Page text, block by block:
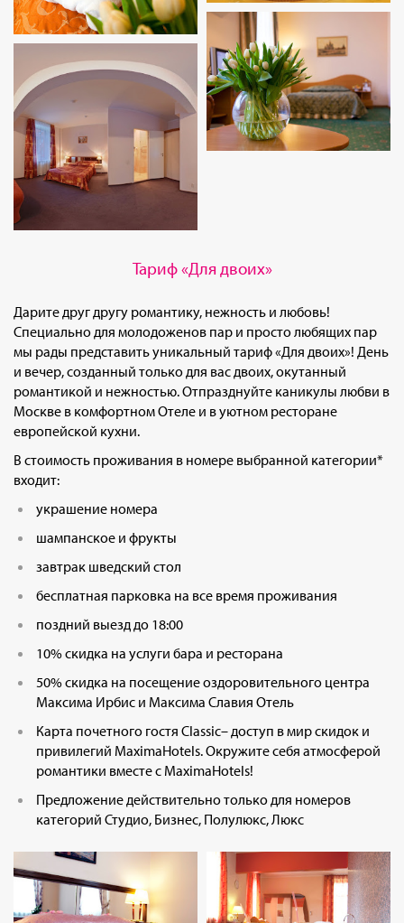
Тариф «Для двоих»
Дарите друг другу романтику, нежность и любовь!
Специально для молодоженов пар и просто любящих пар
мы рады представить уникальный тариф «Для двоих»! День
и вечер, созданный только для вас двоих, окутанный
романтикой и нежностью. Отпразднуйте каникулы любви в
Москве в комфортном Отеле и в уютном ресторане
европейской кухни.
В стоимость проживания в номере выбранной категории*
входит:
украшение номера
шампанское и фрукты
завтрак шведский стол
бесплатная парковка на все время проживания
поздний выезд до 18:00
10% скидка на услуги бара и ресторана
50% скидка на посещение оздоровительного центра
Максима Ирбис и Максима Славия Отель
Карта почетного гостя Classic– доступ в мир скидок и
привилегий MaximaHotels. Окружите себя атмосферой
романтики вместе с MaximaHotels!
Предложение действительно только для номеров
категорий Студио, Бизнес, Полулюкс, Люкс